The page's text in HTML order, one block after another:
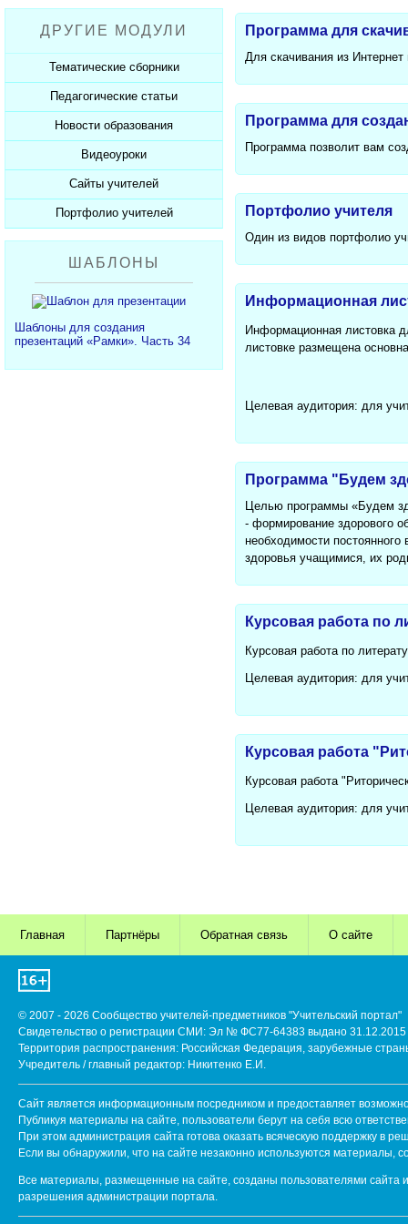
Пожарная безопасность
СанПиНы
Должностные обязанности
Планы, справки, протоколы
Презентации к Дню матери
Презентации к Новому году
Презентации к 23 февраля
Презентации к 8 марта
Презентации к Дню Победы
350 лет Петру I
Разработки учащихся
Софт для учителя
ДРУГИЕ МОДУЛИ
Тематические сборники
Сборники презентаций
Педагогические статьи
Каталог статей
Добавить статью
Новости образования
Новости образования
Видеоуроки
Видеоуроки ЕГЭ и ОГЭ
Сайты учителей
Каталог сайтов
Добавить сайт
Портфолио учителей
Каталог портфолио
Добавить портфолио
ШАБЛОНЫ
Шаблоны для создания
презентаций «Рамки». Часть 34
Программа для
Для скачивания из Интернет
Программа для
Программа позволит вам
Портфолио учителя
Один из видов портфолио
Информационная
Информационная листовка
листовке размещена
Целевая аудитория: для
Программа "Будем
Целью программы «Будем
- формирование здорового
необходимости постоянного
здоровья учащимися, их
Курсовая работа по
Курсовая работа по
Целевая аудитория: для
Курсовая работа
Курсовая работа
Целевая аудитория: для
Главная Партнёры Обратная связь О сайте
© 2007 - 2026 Сообщество учителей-предметников "Учительский портал"
Свидетельство о регистрации СМИ: Эл № ФС77-64383 выдано 31.12.2015
Территория распространения: Российская Федерация, зарубежные
Учредитель / главный редактор: Никитенко Е.И.
Сайт является информационным посредником и предоставляет
Публикуя материалы на сайте, пользователи берут на себя всю
При этом администрация сайта готова оказать всяческую поддержку в
Если вы обнаружили, что на сайте незаконно используются
Все материалы, размещенные на сайте, созданы пользователями сайта
разрешения администрации портала.